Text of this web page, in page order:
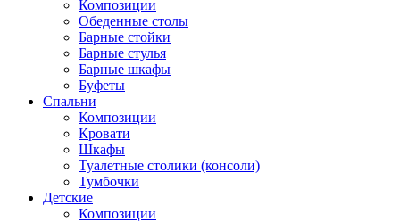
Композиции
Обеденные столы
Барные стойки
Барные стулья
Барные шкафы
Буфеты
Спальни
Композиции
Кровати
Шкафы
Туалетные столики (консоли)
Тумбочки
Детские
Композиции